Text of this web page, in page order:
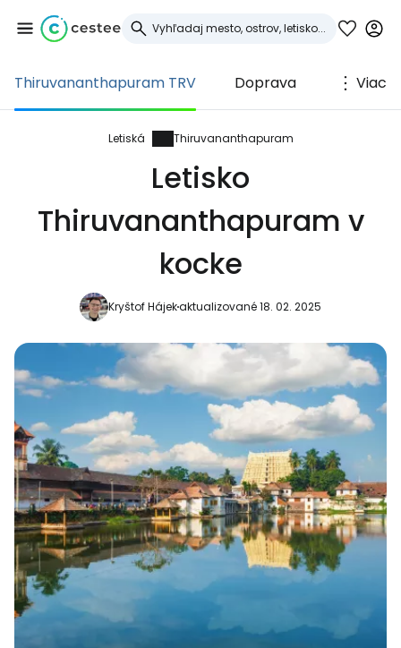
Thiruvananthapuram TRV Doprava Viac
Letiská Thiruvananthapuram
Letisko
Thiruvananthapuram v
kocke
Kryštof Hájekaktualizované 18. 02. 2025
Prihláste sa do
služby Cestee
... celosvetovej komunity cestovateľov
Pokračovať so službou Google
Pokračovať na Facebooku
Pokračovať s e-mailom